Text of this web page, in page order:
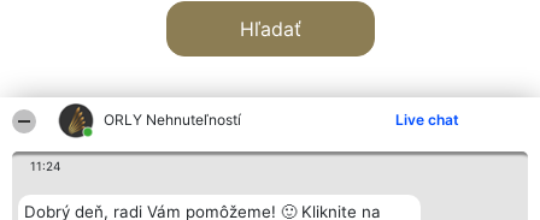
ORLY Nehnuteľností Live chat
11:24
Dobrý deň, radi Vám pomôžeme! 🙂 Kliknite na
Hľadať
Organizátor hodnotenia Hodnotenie Kontakt